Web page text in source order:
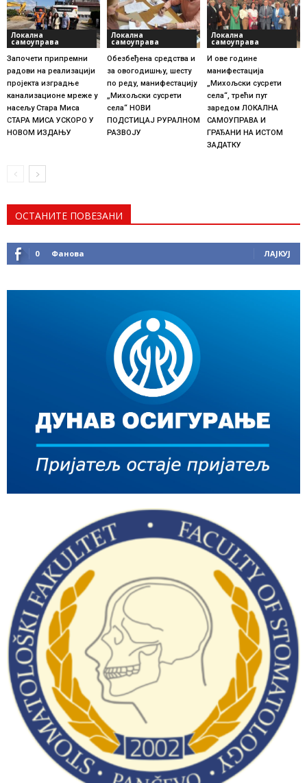
Локална
самоуправа
Започети припремни
радови на реализацији
пројекта изградње
канализационе мреже у
насељу Стара Миса
СТАРА МИСА УСКОРО У
НОВОМ ИЗДАЊУ
Локална
самоуправа
Обезбеђена средства и
за овогодишњу, шесту
по реду, манифестацију
„Михољски сусрети
села“ НОВИ
ПОДСТИЦАЈ РУРАЛНОМ
РАЗВОЈУ
Локална
самоуправа
И ове године
манифестација
„Михољски сусрети
села“, трећи пут
заредом ЛОКАЛНА
САМОУПРАВА И
ГРАЂАНИ НА ИСТОМ
ЗАДАТКУ
ОСТАНИТЕ ПОВЕЗАНИ
0 Фанова ЛАЈКУЈ